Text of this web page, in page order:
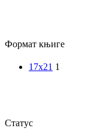
Формат књиге
17x21 1
Статус